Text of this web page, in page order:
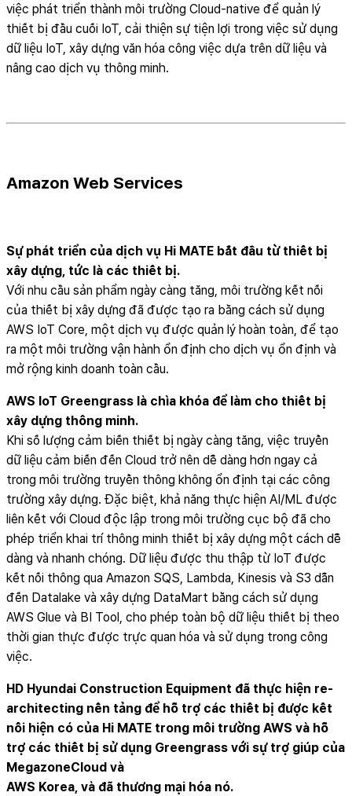
việc phát triển thành môi trường Cloud-native để quản lý
thiết bị đầu cuối IoT, cải thiện sự tiện lợi trong việc sử dụng
dữ liệu IoT, xây dựng văn hóa công việc dựa trên dữ liệu và
nâng cao dịch vụ thông minh.
Amazon Web Services
Sự phát triển của dịch vụ Hi MATE bắt đầu từ thiết bị
xây dựng, tức là các thiết bị.
Với nhu cầu sản phẩm ngày càng tăng, môi trường kết nối
của thiết bị xây dựng đã được tạo ra bằng cách sử dụng
AWS IoT Core, một dịch vụ được quản lý hoàn toàn, để tạo
ra một môi trường vận hành ổn định cho dịch vụ ổn định và
mở rộng kinh doanh toàn cầu.
AWS IoT Greengrass là chìa khóa để làm cho thiết bị
xây dựng thông minh.
Khi số lượng cảm biến thiết bị ngày càng tăng, việc truyền
dữ liệu cảm biến đến Cloud trở nên dễ dàng hơn ngay cả
trong môi trường truyền thông không ổn định tại các công
trường xây dựng. Đặc biệt, khả năng thực hiện AI/ML được
liên kết với Cloud độc lập trong môi trường cục bộ đã cho
phép triển khai trí thông minh thiết bị xây dựng một cách dễ
dàng và nhanh chóng. Dữ liệu được thu thập từ IoT được
kết nối thông qua Amazon SQS, Lambda, Kinesis và S3 dẫn
đến Datalake và xây dựng DataMart bằng cách sử dụng
AWS Glue và BI Tool, cho phép toàn bộ dữ liệu thiết bị theo
thời gian thực được trực quan hóa và sử dụng trong công
việc.
HD Hyundai Construction Equipment đã thực hiện re-
architecting nền tảng để hỗ trợ các thiết bị được kết
nối hiện có của Hi MATE trong môi trường AWS và hỗ
trợ các thiết bị sử dụng Greengrass với sự trợ giúp của
MegazoneCloud và
AWS Korea, và đã thương mại hóa nó.